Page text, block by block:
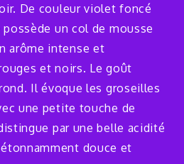
De couleur violet foncé
un col de mousse
arôme intense et
et noirs. Le goût
Il évoque les groseilles
une petite touche de
par une belle acidité
douce et